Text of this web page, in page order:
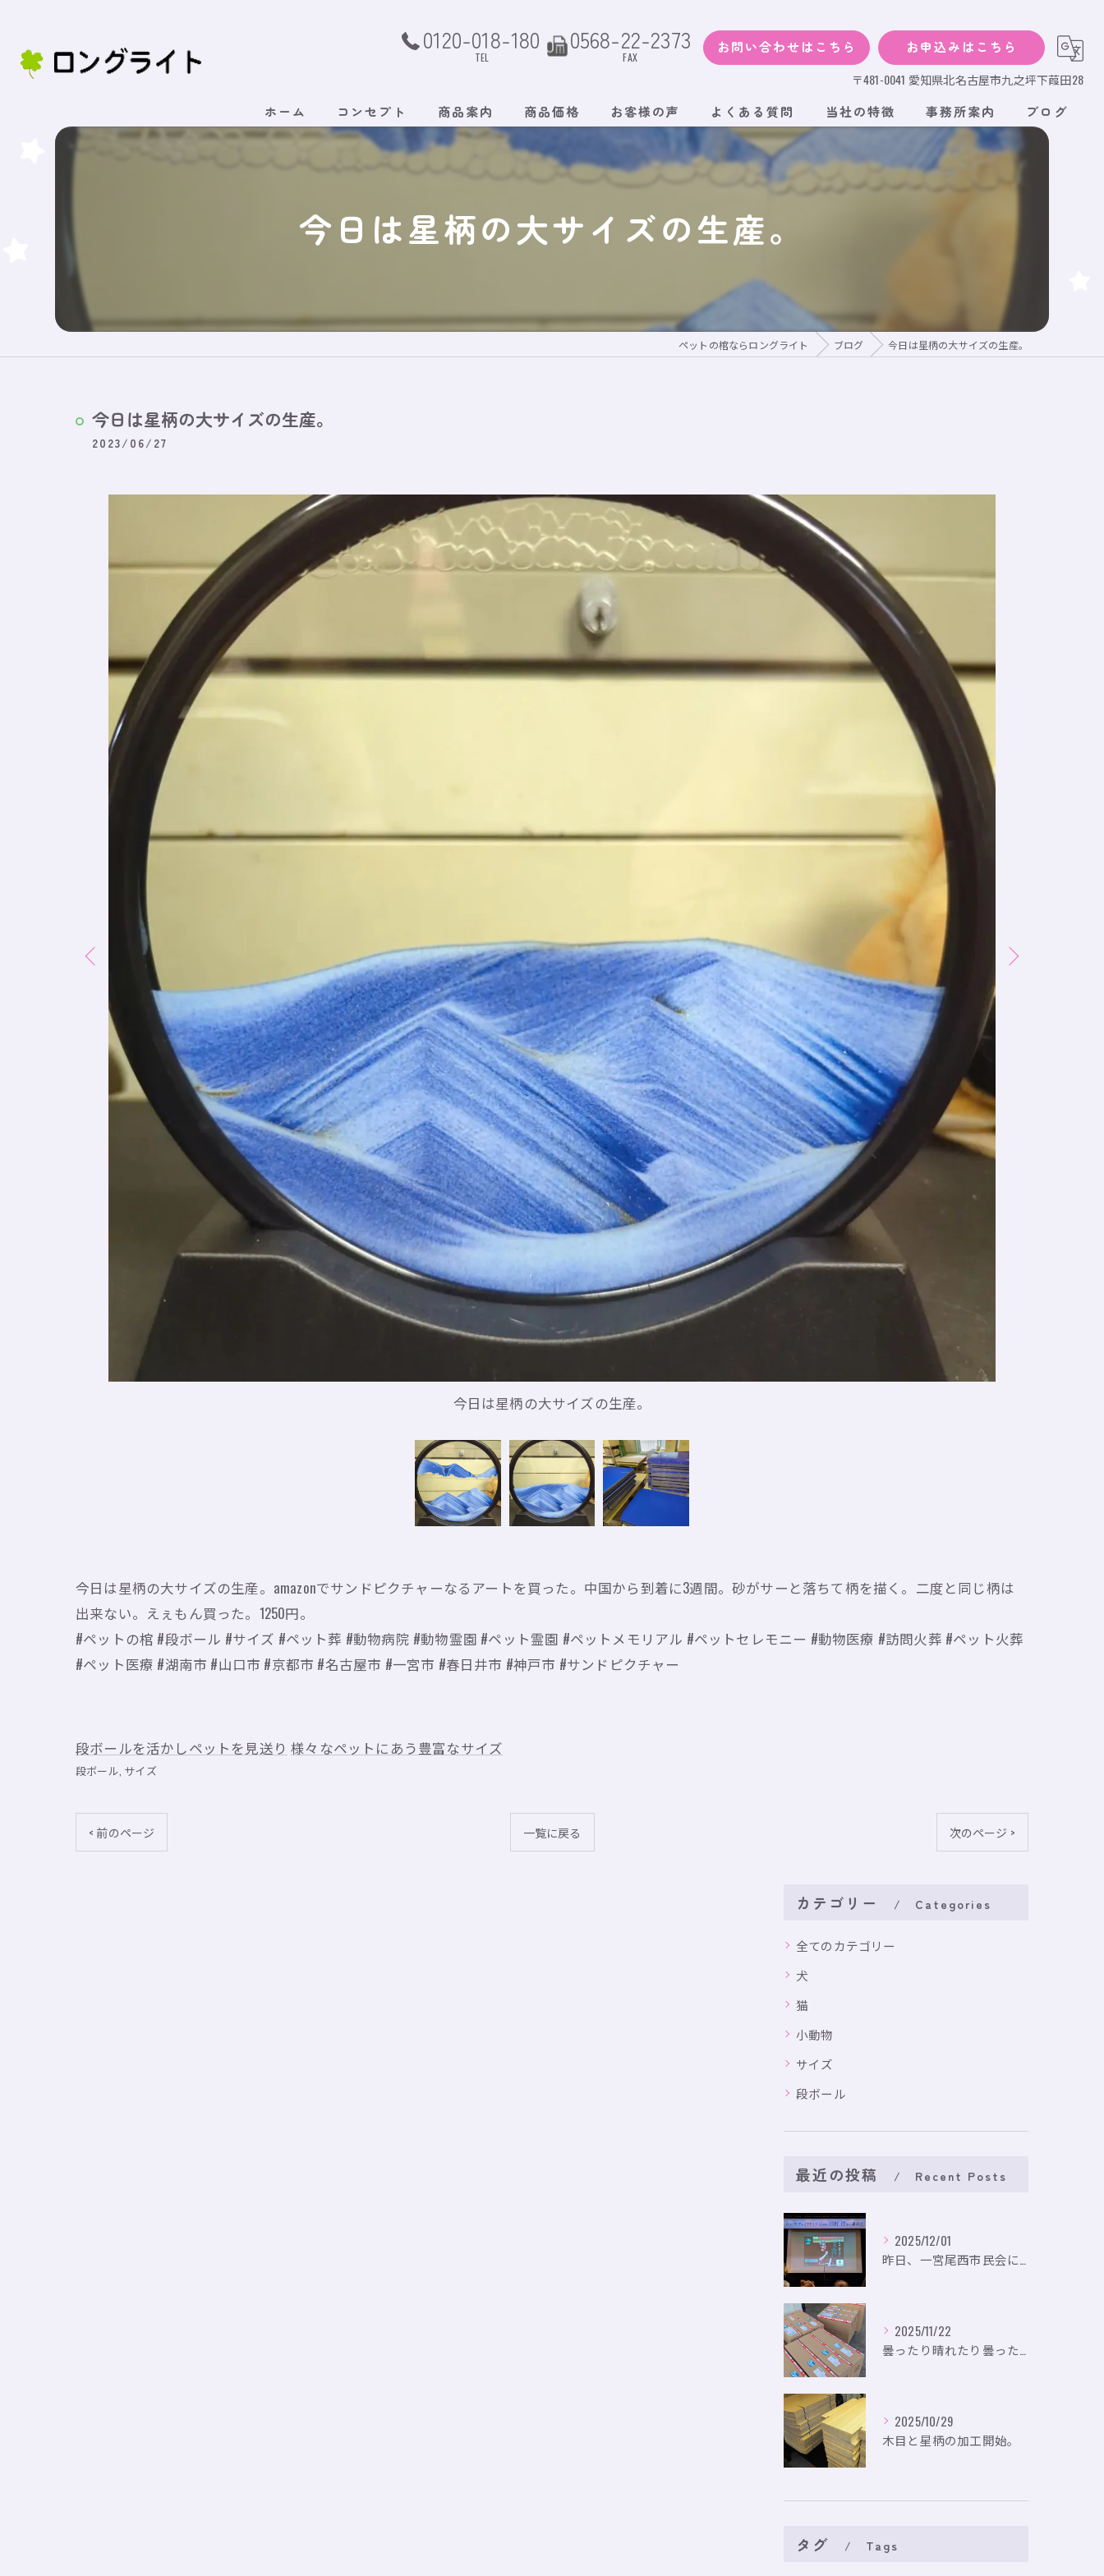
0120-018-180
TEL
0568-22-2373
FAX
お問い合わせはこちら
お申込みはこちら
〒481-0041 愛知県北名古屋市九之坪下葭田28
ホーム
コンセプト 商品案内 商品価格 お客様の声 よくある質問 当社の特徴
犬
段ボール
事務所案内 ブログ
今日は星柄の大サイズの生産。
ペットの棺ならロングライト ブログ 今日は星柄の大サイズの生産。
今日は星柄の大サイズの生産。
2023/06/27
今日は星柄の大サイズの生産。
今日は星柄の大サイズの生産。amazonでサンドピクチャーなるアートを買った。中国から到着に3週間。砂がサーと落ちて柄を描く。二度と同じ柄は
出来ない。えぇもん買った。1250円。
#ペットの棺 #段ボール #サイズ #ペット葬 #動物病院 #動物霊園 #ペット霊園 #ペットメモリアル #ペットセレモニー #動物医療 #訪問火葬 #ペット火葬
#ペット医療 #湖南市 #山口市 #京都市 #名古屋市 #一宮市 #春日井市 #神戸市 #サンドピクチャー
段ボールを活かしペットを見送り 様々なペットにあう豊富なサイズ
段ボール サイズ
< 前のページ 一覧に戻る 次のページ >
カテゴリー Categories
全てのカテゴリー
犬
猫
小動物
サイズ
段ボール
最近の投稿 Recent Posts
2025/12/01
昨日、一宮尾西市民会にて、のいり主催のイベントにお出かけして...
2025/11/22
曇ったり晴れたり曇ったり。
2025/10/29
木目と星柄の加工開始。
タグ Tags